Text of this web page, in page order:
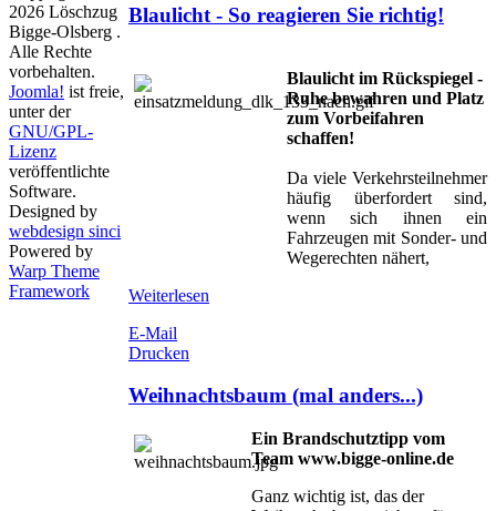
Blaulicht - So reagieren Sie richtig!
Blaulicht im Rückspiegel -
Ruhe bewahren und Platz
zum Vorbeifahren
schaffen!
Da viele Verkehrsteilnehmer
häufig überfordert sind,
wenn sich ihnen ein
Fahrzeugen mit Sonder- und
Wegerechten nähert,
Weiterlesen
E-Mail
Drucken
Weihnachtsbaum (mal anders...)
Ein Brandschutztipp vom
Team www.bigge-online.de
Ganz wichtig ist, das der
2026 Löschzug
Bigge-Olsberg .
Alle Rechte
vorbehalten.
Joomla! ist freie,
unter der
GNU/GPL-
Lizenz
veröffentlichte
Software.
Designed by
webdesign sinci
Powered by
Warp Theme
Framework